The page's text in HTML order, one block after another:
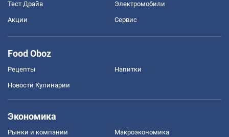
Тест Драйв Электромобили
Акции Сервис
Food Oboz
Рецепты Напитки
Новости Кулинарии
Экономика
Рынки и компании Mакроэкономика